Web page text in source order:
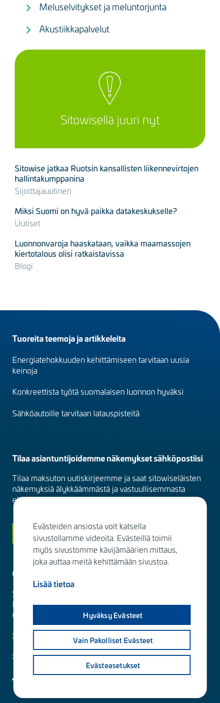
Meluselvitykset ja meluntorjunta
Akustiikkapalvelut
Sitowisellä juuri nyt
Sitowise jatkaa Ruotsin kansallisten liikennevirtojen
hallintakumppanina
Sijoittajauutinen
Miksi Suomi on hyvä paikka datakeskukselle?
Uutiset
Luonnonvaroja haaskataan, vaikka maamassojen
kiertotalous olisi ratkaistavissa
Blogi
Footer
menu
(fi)
Tuoreita teemoja ja artikkeleita
Energiatehokkuuden kehittämiseen tarvitaan uusia
keinoja
Konkreettista työtä suomalaisen luonnon hyväksi
Sähköautoille tarvitaan latauspisteitä
Tilaa asiantuntijoidemme näkemykset sähköpostiisi
Tilaa maksuton uutiskirjeemme ja saat sitowiseläisten
näkemyksiä älykkäämmästä ja vastuullisemmasta
elinympäristöstä suoraan sähköpostiisi kuukausittain.
Siirry tilaamaan
Ota yhteyttä
Sitowise Group Oyj
Linnoitustie 6 D
02600 Espoo, Finland
Lisää yhteystietoja
Yksityisyydensuoja ja tietosuojaselosteet
Evästeiden ansiosta voit katsella
sivustollamme videoita. Evästeillä toimii
myös sivustomme kävijämäärien mittaus,
joka auttaa meitä kehittämään sivustoa.
Lisää tietoa
Hyväksy Evästeet
Vain Pakolliset Evästeet
Evästeasetukset